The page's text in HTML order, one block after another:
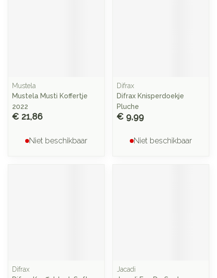
Mustela
Mustela Musti Koffertje
2022
€ 21,86
Niet beschikbaar
Difrax
Difrax Knisperdoekje
Pluche
€ 9,99
Niet beschikbaar
Difrax
Jacadi